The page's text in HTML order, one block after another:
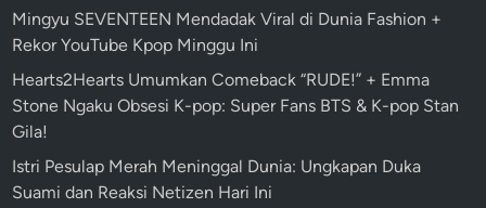
Mingyu SEVENTEEN Mendadak Viral di Dunia Fashion +
Rekor YouTube Kpop Minggu Ini
Hearts2Hearts Umumkan Comeback “RUDE!” + Emma
Stone Ngaku Obsesi K-pop: Super Fans BTS & K-pop Stan
Gila!
Istri Pesulap Merah Meninggal Dunia: Ungkapan Duka
Suami dan Reaksi Netizen Hari Ini